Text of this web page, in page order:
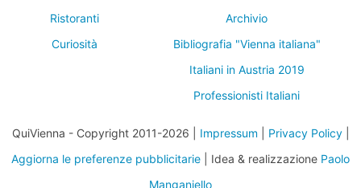
Ristoranti
Curiosità
Archivio
Bibliografia "Vienna italiana"
Italiani in Austria 2019
Professionisti Italiani
QuiVienna - Copyright 2011-2026 | Impressum Privacy Policy|
Aggiorna le preferenze pubblicitarie | Idea & realizzazione Paolo
Manganiello